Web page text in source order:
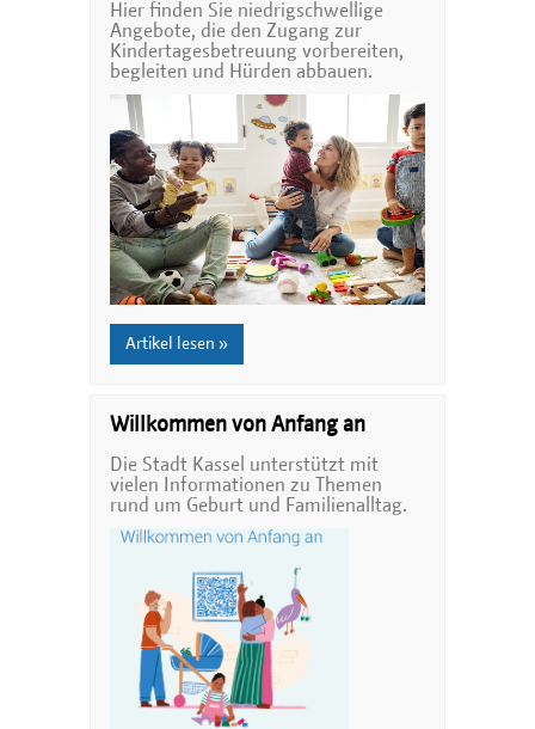
Hier finden Sie niedrigschwellige
Angebote, die den Zugang zur
Kindertagesbetreuung vorbereiten,
begleiten und Hürden abbauen.
Artikel lesen »
Willkommen von Anfang an
Die Stadt Kassel unterstützt mit
vielen Informationen zu Themen
rund um Geburt und Familienalltag.